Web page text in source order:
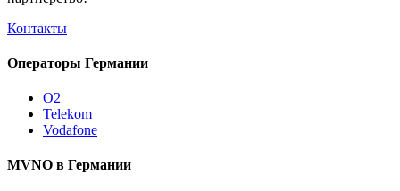
Контакты
Операторы Германии
O2
Telekom
Vodafone
MVNO в Германии